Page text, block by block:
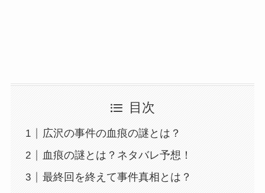
目次
広沢の事件の血痕の謎とは？
血痕の謎とは？ネタバレ予想！
最終回を終えて事件真相とは？